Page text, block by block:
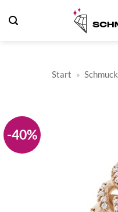
Inhalt
Start » Schmuck
-40%